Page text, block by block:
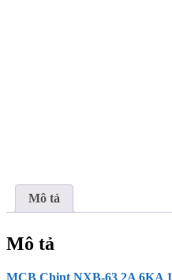
Mô tả
Mô tả
MCB Chint NXB-63 2A 6KA